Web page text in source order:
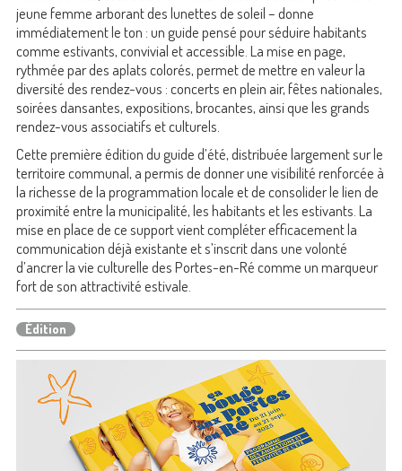
jeune femme arborant des lunettes de soleil – donne
immédiatement le ton : un guide pensé pour séduire habitants
comme estivants, convivial et accessible. La mise en page,
rythmée par des aplats colorés, permet de mettre en valeur la
diversité des rendez-vous : concerts en plein air, fêtes nationales,
soirées dansantes, expositions, brocantes, ainsi que les grands
rendez-vous associatifs et culturels.
Cette première édition du guide d’été, distribuée largement sur le
territoire communal, a permis de donner une visibilité renforcée à
la richesse de la programmation locale et de consolider le lien de
proximité entre la municipalité, les habitants et les estivants. La
mise en place de ce support vient compléter efficacement la
communication déjà existante et s’inscrit dans une volonté
d’ancrer la vie culturelle des Portes-en-Ré comme un marqueur
fort de son attractivité estivale.
Édition